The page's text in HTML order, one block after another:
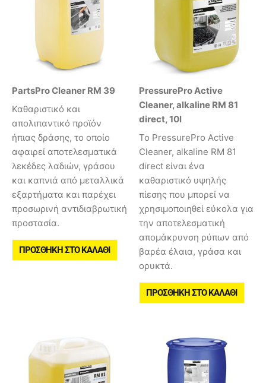
PartsPro Cleaner RM 39
Καθαριστικό και
απολιπαντικό προϊόν
ήπιας δράσης, το οποίο
αφαιρεί αποτελεσματικά
λεκέδες λαδιών, γράσου
και καπνιά από μεταλλικά
εξαρτήματα και παρέχει
προσωρινή αντιδιαβρωτική
προστασία.
ΠΡΟΣΘΉΚΗ ΣΤΟ ΚΑΛΆΘΙ
PressurePro Active
Cleaner, alkaline RM 81
direct, 10l
Το PressurePro Active
Cleaner, alkaline RM 81
direct είναι ένα
καθαριστικό υψηλής
πίεσης που μπορεί να
χρησιμοποιηθεί εύκολα για
την αποτελεσματική
απομάκρυνση ρύπων από
βαρέα έλαια, γράσα και
ορυκτά.
ΠΡΟΣΘΉΚΗ ΣΤΟ ΚΑΛΆΘΙ